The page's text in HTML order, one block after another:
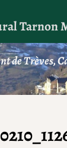
Tarnon
de Trèves,